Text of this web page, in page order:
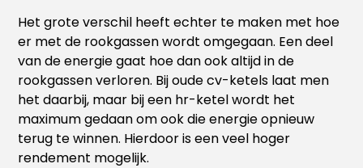
Het grote verschil heeft echter te maken met hoe
er met de rookgassen wordt omgegaan. Een deel
van de energie gaat hoe dan ook altijd in de
rookgassen verloren. Bij oude cv-ketels laat men
het daarbij, maar bij een hr-ketel wordt het
maximum gedaan om ook die energie opnieuw
terug te winnen. Hierdoor is een veel hoger
rendement mogelijk.